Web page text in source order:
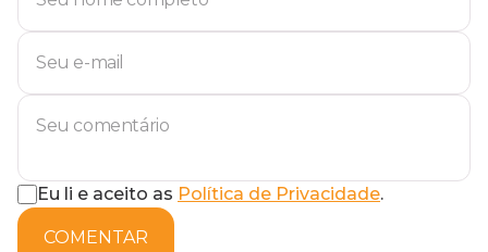
Eu li e aceito as Política de Privacidade.
COMENTAR